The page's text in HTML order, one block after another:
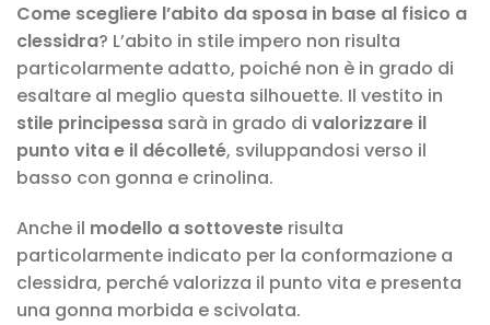
Come scegliere l’abito da sposa in base al fisico a
clessidra? L’abito in stile impero non risulta
particolarmente adatto, poiché non è in grado di
esaltare al meglio questa silhouette. Il vestito in
stile principessa sarà in grado di valorizzare il
punto vita e il décolleté, sviluppandosi verso il
basso con gonna e crinolina.
Anche il modello a sottoveste risulta
particolarmente indicato per la conformazione a
clessidra, perché valorizza il punto vita e presenta
una gonna morbida e scivolata.